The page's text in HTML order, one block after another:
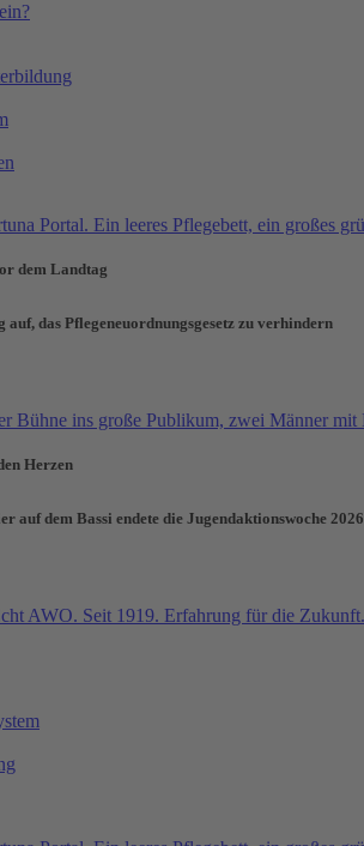
dem Landtag
das Pflegeneuordnungsgesetz zu verhindern
Herzen
auf dem Bassi endete die Jugendaktionswoche